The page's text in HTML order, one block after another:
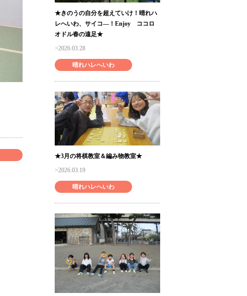
★きのうの自分を超えていけ！晴れハ
レへいわ、サイコ―！Enjoy ココロ
オドル春の遠足★
2026.03.28
晴れハレへいわ
★3月の将棋教室＆編み物教室★
2026.03.19
晴れハレへいわ